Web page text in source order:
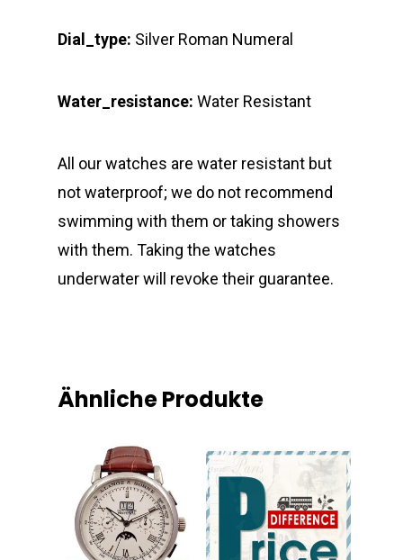
Dial_type: Silver Roman Numeral
Water_resistance: Water Resistant
All our watches are water resistant but
not waterproof; we do not recommend
swimming with them or taking showers
with them. Taking the watches
underwater will revoke their guarantee.
Ähnliche Produkte